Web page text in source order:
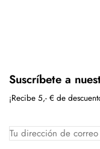
Suscríbete a
¡Recibe 5,- € de